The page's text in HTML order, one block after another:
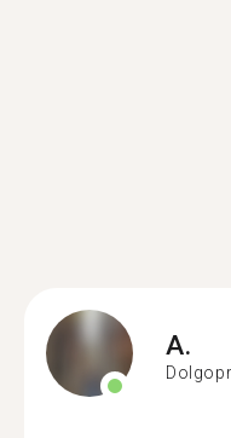
A.